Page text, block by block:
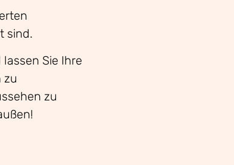
sind.
Sie Ihre
zu
zu